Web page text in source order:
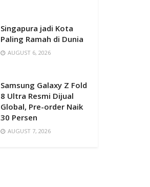
Singapura jadi Kota
Paling Ramah di Dunia
AUGUST 6, 2026
Samsung Galaxy Z Fold
8 Ultra Resmi Dijual
Global, Pre-order Naik
30 Persen
AUGUST 7, 2026